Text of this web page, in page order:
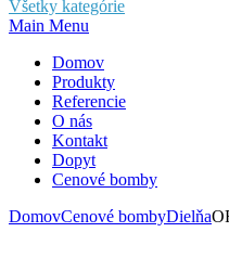
Všetky kategórie
Main Menu
Domov
Produkty
Referencie
O nás
Kontakt
Dopyt
Cenové bomby
DomovCenové bombyDielňa